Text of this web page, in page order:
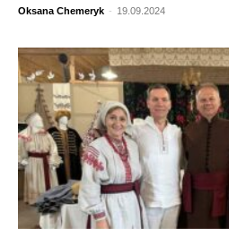
Oksana Chemeryk - 19.09.2024